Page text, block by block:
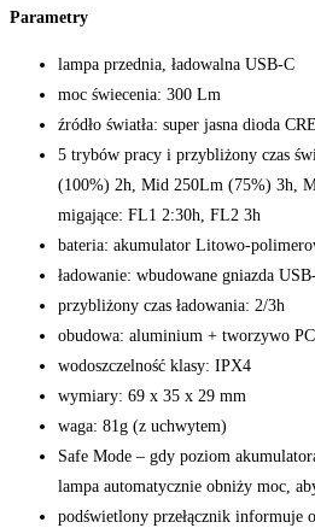
Parametry
lampa przednia, ładowalna USB-C
moc świecenia: 300 Lm
źródło światła: super jasna dioda
5 trybów pracy i przybliżony czas
(100%) 2h, Mid 250Lm (75%) 3h,
migające: FL1 2:30h, FL2 3h
bateria: akumulator Litowo-
ładowanie: wbudowane gniazda
przybliżony czas ładowania: 2/3h
obudowa: aluminium + tworzywo
wodoszczelność klasy: IPX4
wymiary: 69 x 35 x 29 mm
waga: 81g (z uchwytem)
Safe Mode – gdy poziom
lampa automatycznie obniży moc,
podświetlony przełącznik informuje